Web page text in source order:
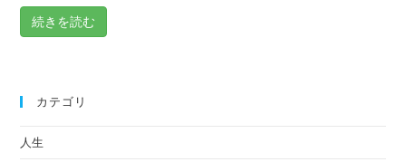
続きを読む
カテゴリ
人生